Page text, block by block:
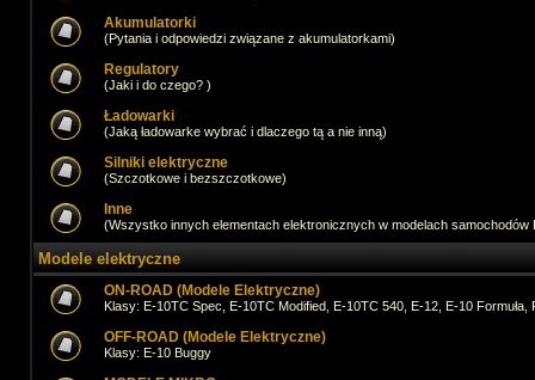
Akumulatorki
(Pytania i odpowiedzi związane z akumulatorkami)
Regulatory
(Jaki i do czego? )
Ładowarki
(Jaką ładowarke wybrać i dlaczego tą a nie inną)
Silniki elektryczne
(Szczotkowe i bezszczotkowe)
Inne
(Wszystko innych elementach elektronicznych w modelach samochodów
Modele elektryczne
ON-ROAD (Modele Elektryczne)
Klasy: E-10TC Spec, E-10TC Modified, E-10TC 540, E-12, E-10 Formuła,
OFF-ROAD (Modele Elektryczne)
Klasy: E-10 Buggy